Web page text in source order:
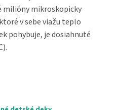
milióny mikroskopicky
v sebe viažu teplo
pohybuje, je dosiahnuté